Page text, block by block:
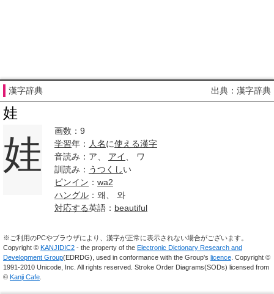
漢字辞典 出典：漢字辞典
娃
娃
画数：9
学習年： 人名に使える漢字
音読み：ア、 アイ
、 ワ
訓読み： うつくしい
ピンイン ： wa2
ハングル ：왜、 와
対応する英語： beautiful
※ご利用のPCやブラウザにより、漢字が正常に表示されない場合がございます。
Copyright © KANJIDIC2 - the property of the Electronic Dictionary Research and
Development Group(EDRDG), used in conformance with the Group's licence . Copyright ©
1991-2010 Unicode, Inc. All rights reserved. Stroke Order Diagrams(SODs) licensed from
© Kanji Cafe